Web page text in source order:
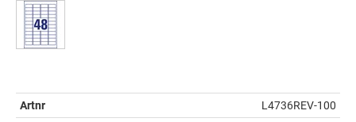
Artnr
L4736REV-100